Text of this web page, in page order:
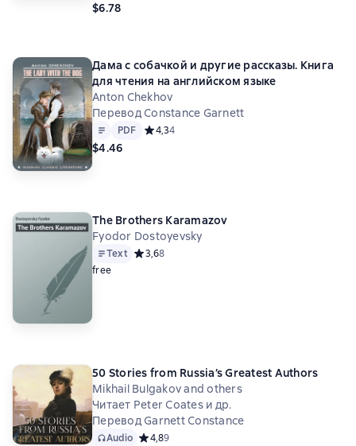
$6.78
Дама с собачкой и другие рассказы. Книга
для чтения на английском языке
Anton Chekhov
Перевод Constance Garnett
Text PDF
PDF Средний рейтинг 4,3 на основе 4 оценок
4,34
$4.46
The Brothers Karamazov
Fyodor Dostoyevsky
Text Средний рейтинг 3,6 на основе 8 оценок
3,68
free
50 Stories from Russia’s Greatest Authors
Mikhail Bulgakov and others
Читает Peter Coates и др.
Перевод Garnett Constance
Audio Средний рейтинг 4,8 на основе 9 оценок
4,89